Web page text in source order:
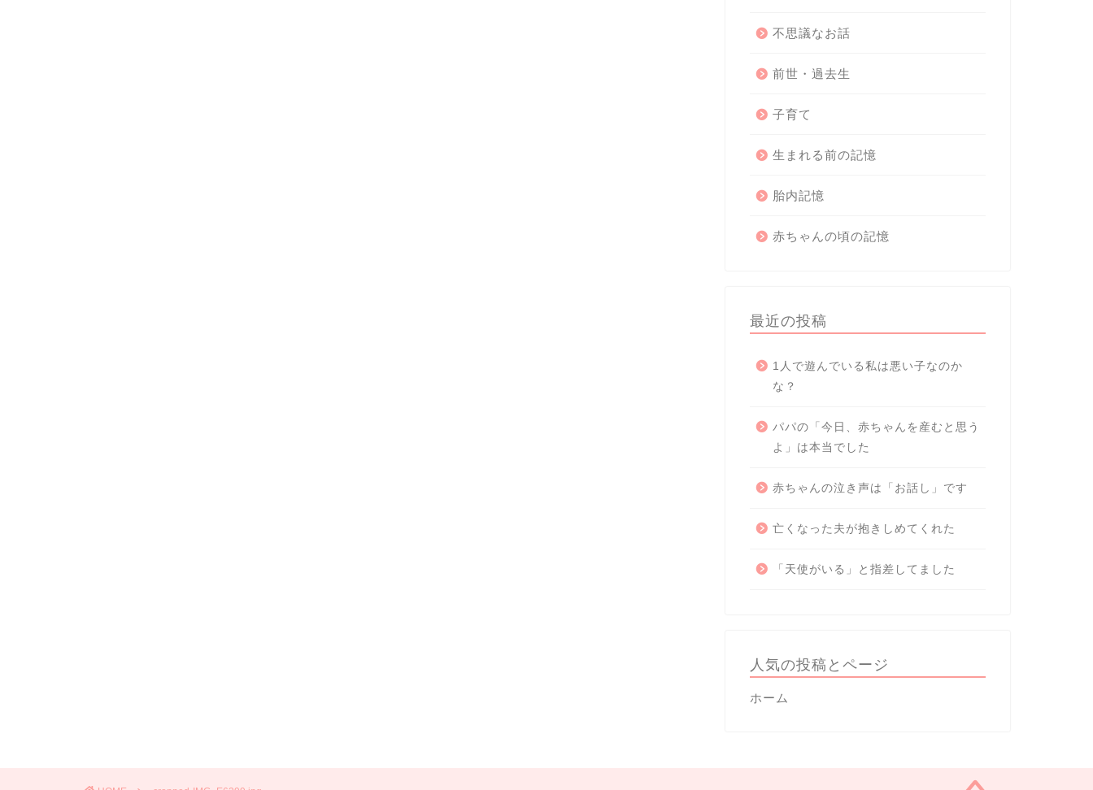
不思議なお話
前世・過去生
子育て
生まれる前の記憶
胎内記憶
赤ちゃんの頃の記憶
最近の投稿
1人で遊んでいる私は悪い子なのか
な？
パパの「今日、赤ちゃんを産むと思う
よ」は本当でした
赤ちゃんの泣き声は「お話し」です
亡くなった夫が抱きしめてくれた
「天使がいる」と指差してました
人気の投稿とページ
ホーム